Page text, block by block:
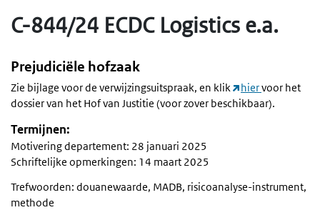
C-844/24 ECDC Logistics e.a.
Prejudiciële hofzaak
Zie bijlage voor de verwijzingsuitspraak, en klik hiervoor het
dossier van het Hof van Justitie (voor zover beschikbaar).
Termijnen:
Motivering departement: 28 januari 2025
Schriftelijke opmerkingen: 14 maart 2025
Trefwoorden: douanewaarde, MADB, risicoanalyse-instrument,
methode